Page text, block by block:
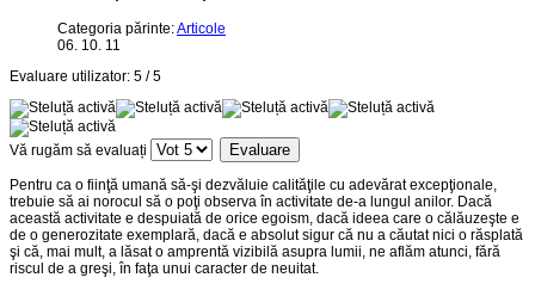
Categoria părinte:Articole
06. 10. 11
Evaluare utilizator: 5 /5
Vă rugăm să evaluați
Pentru ca o fiinţă umană să-şi dezvăluie calităţile cu adevărat excepţionale,
trebuie să ai norocul să o poţi observa în activitate de-a lungul anilor. Dacă
această activitate e despuiată de orice egoism, dacă ideea care o călăuzeşte e
de o generozitate exemplară, dacă e absolut sigur că nu a căutat nici o răsplată
şi că, mai mult, a lăsat o amprentă vizibilă asupra lumii, ne aflăm atunci, fără
riscul de a greşi, în faţa unui caracter de neuitat.